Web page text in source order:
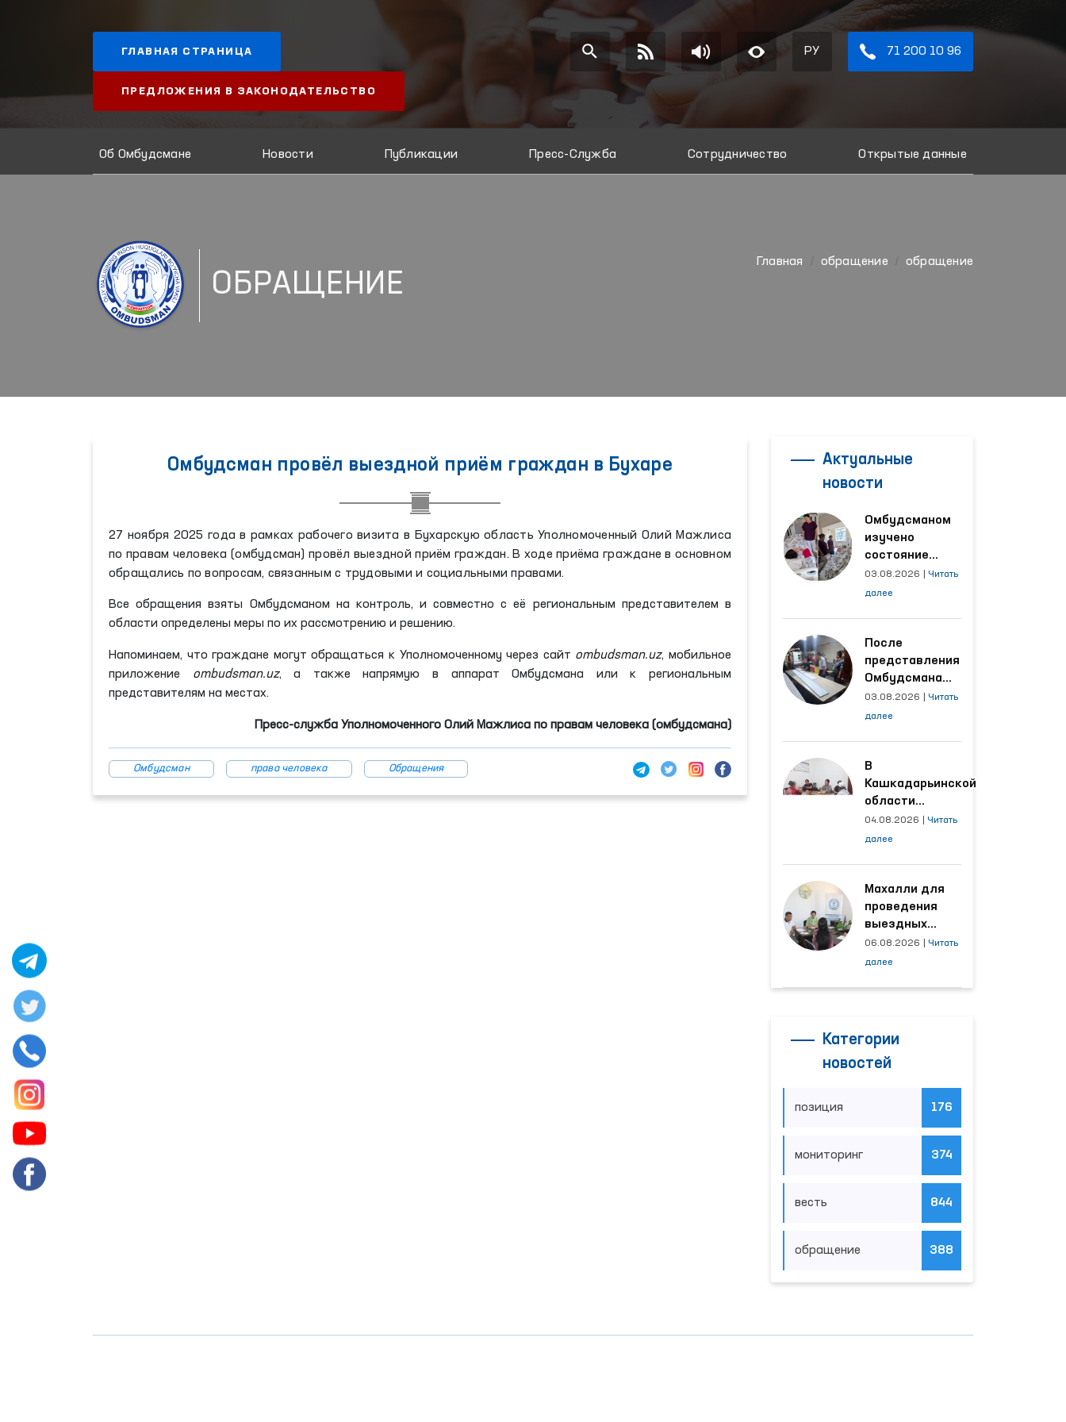
ГЛАВНАЯ СТРАНИЦА
ПРЕДЛОЖЕНИЯ В ЗАКОНОДАТЕЛЬСТВО
РУ 71 200 10 96
Об Омбудсмане Новости Публикации Пресс-Служба Сотрудничество Открытые данные
ОБРАЩЕНИЕ
Главная обращение обращение
Омбудсман провёл выездной приём граждан в Бухаре
27 ноября 2025 года в рамках рабочего визита в Бухарскую область Уполномоченный Олий Мажлиса
по правам человека (омбудсман) провёл выездной приём граждан. В ходе приёма граждане в основном
обращались по вопросам, связанным с трудовыми и социальными правами.
Все обращения взяты Омбудсманом на контроль, и совместно с её региональным представителем в
области определены меры по их рассмотрению и решению.
Напоминаем, что граждане могут обращаться к Уполномоченному через сайт ombudsman.uz, мобильное
приложение ombudsman.uz, а также напрямую в аппарат Омбудсмана или к региональным
представителям на местах.
Пресс-служба Уполномоченного Олий Мажлиса по правам человека (омбудсмана)
Омбудсман права человека Обращения
Актуальные
новости
Омбудсманом
изучено
состояние
женщины,
пострадавшей от
области
03.08.2026
Читать
далее
После
представления
Омбудсмана
улучшены
условия на
трудятся
осуждённые
03.08.2026
Читать
далее
В
Кашкадарьинской
области
налажена
адресная работа
наибольшее
количество
обращений
04.08.2026
Читать
далее
Махалли для
проведения
выездных
приёмов
определяются
06.08.2026
Читать
далее
Категории
новостей
позиция 176
мониторинг 374
весть 844
обращение 388